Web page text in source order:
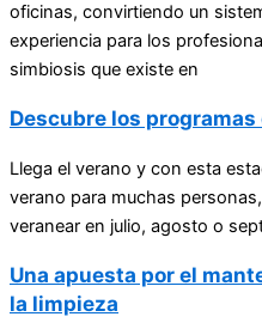
oficinas, convirtiendo un
experiencia para los
simbiosis que existe en
Descubre los
Llega el verano y con esta
verano para muchas
veranear en julio, agosto o
Una apuesta por el
la limpieza